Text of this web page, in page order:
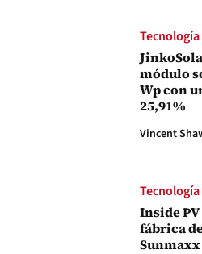
módulo
Wp con
25,91%
Vincent
Inside
fábrica